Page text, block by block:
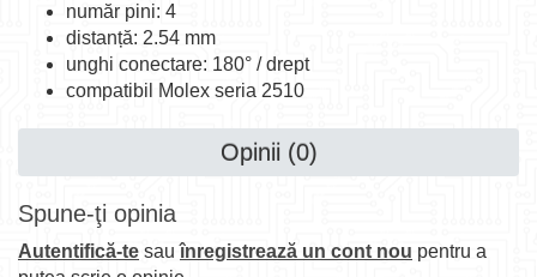
număr pini: 4
distanță: 2.54 mm
unghi conectare: 180° / drept
compatibil Molex seria 2510
Opinii (0)
Spune-ţi opinia
Autentifică-te sauînregistrează un cont nou pentru a